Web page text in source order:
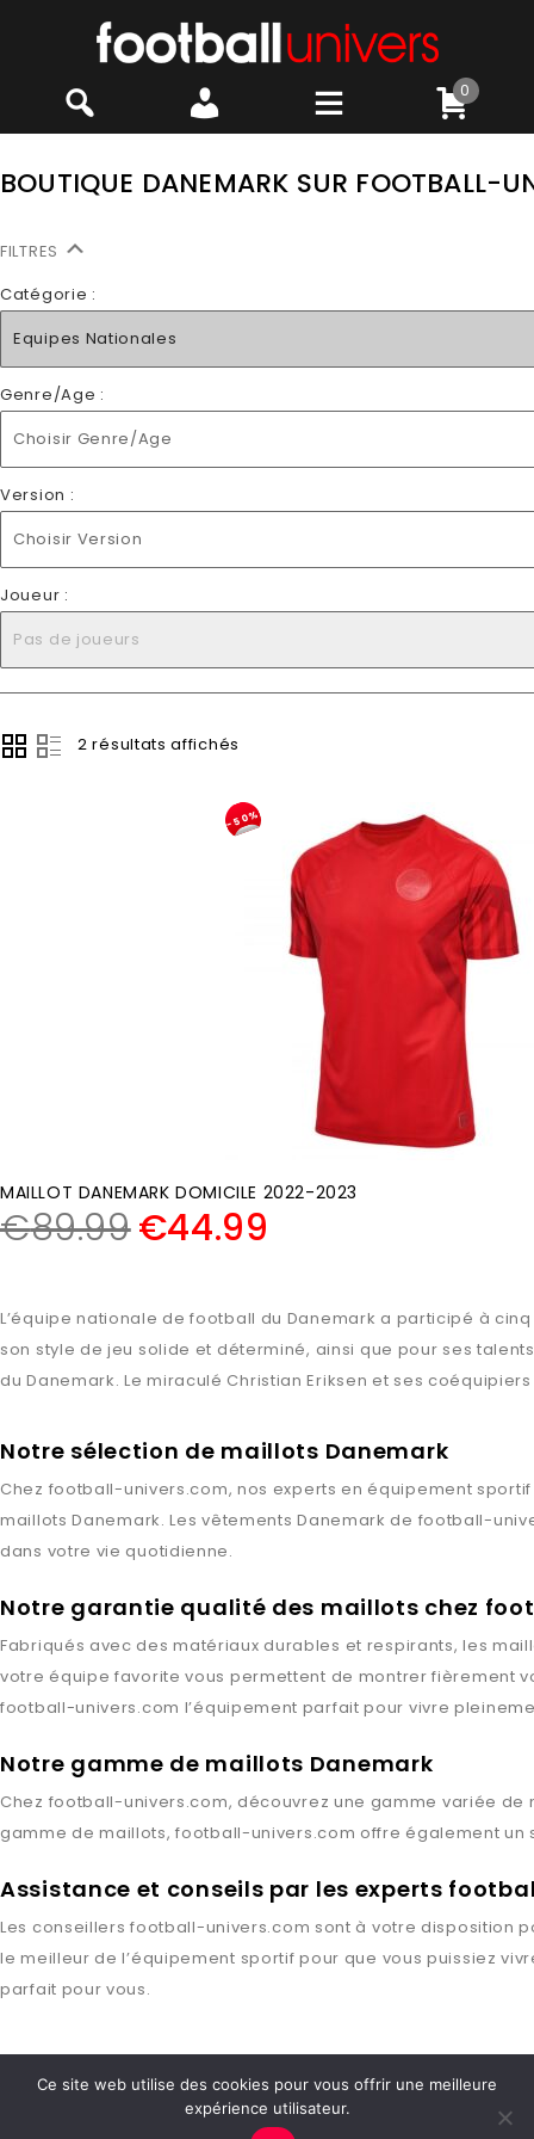
0
BOUTIQUE DANEMARK SUR FOOTBALL-
FILTRES
Catégorie :
Equipes Nationales
Genre/Age :
Choisir Genre/Age
Version :
Choisir Version
Joueur :
Pas de joueurs
2 résultats affichés
-50%
MAILLOT DANEMARK DOMICILE 2022-2023
€89.99€44.99
L’équipe nationale de football du Danemark a participé à
son style de jeu solide et déterminé, ainsi que pour ses
du Danemark. Le miraculé Christian Eriksen et ses
Notre sélection de maillots Danemark
Chez football-univers.com, nos experts en équipement
maillotsDanemark. Les vêtementsDanemark de football-
dans votre vie quotidienne.
Notre garantie qualité des maillots chez
Fabriqués avec des matériaux durables et respirants, les
votre équipe favorite vous permettent de montrer fièrement
football-univers.com l’équipement parfait pour vivre
Notre gamme de maillots Danemark
Chez football-univers.com, découvrez une gamme variée de
gamme de maillots,football-univers.com offre également un
Assistance et conseils par les experts
Les conseillersfootball-univers.com sont à votre disposition
le meilleur de l’équipement sportif pour que vous puissiez
parfait pour vous.
Copyright © 2026 Football Univers
Ce site web utilise des cookies pour vous offrir une meilleure
expérience utilisateur.